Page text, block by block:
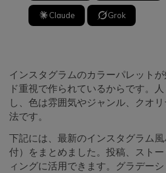
Claude Grok
インスタグラムのカラーパレット
ド重視で作られているからです。
し、色は雰囲気やジャンル、クオ
法です。
下記には、最新のインスタグラム
付）をまとめました。投稿、スト
ィングに活用できます。グラデー